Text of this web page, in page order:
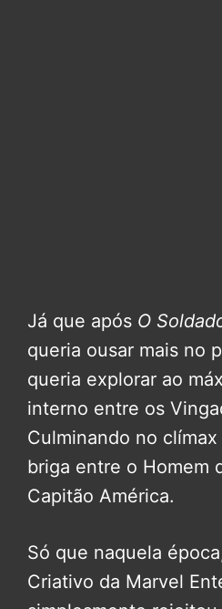
Já que após O
queria ousar mais no
queria explorar ao
interno entre os
Culminando no
briga entre o Homem
Capitão América.
Só que naquela
Criativo da Marvel